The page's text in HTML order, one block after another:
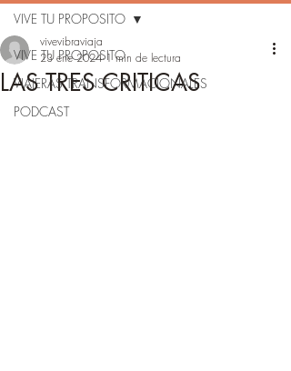
VIVE TU PROPOSITO
VIAJERAS TRANSFORMACIONALES
PODCAST
VIVE TU PROPOSITO
LAS TRES CRITICAS
vivevibraviaja
23 ene 2024 1 min de lectura